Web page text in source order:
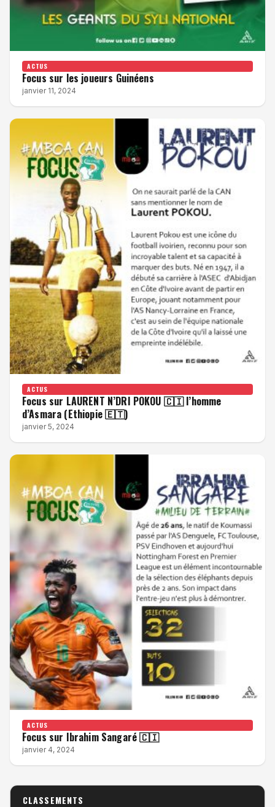
ACTUS
Focus sur les joueurs Guinéens
janvier 11, 2024
ACTUS
Focus sur LAURENT N’DRI POKOU 🇨🇮 l’homme
d’Asmara (Ethiopie 🇪🇹)
janvier 5, 2024
ACTUS
Focus sur Ibrahim Sangaré 🇨🇮
janvier 4, 2024
CLASSEMENTS